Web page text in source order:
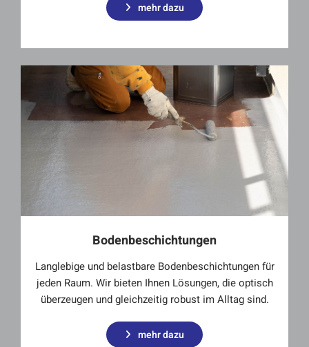
mehr dazu
Bodenbeschichtungen
Langlebige und belastbare Bodenbeschichtungen für
jeden Raum. Wir bieten Ihnen Lösungen, die optisch
überzeugen und gleichzeitig robust im Alltag sind.
mehr dazu